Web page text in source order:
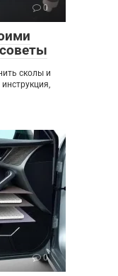
0
сколы и
0